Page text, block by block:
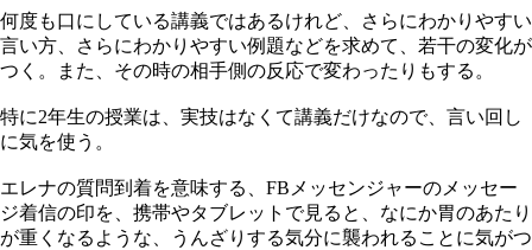
何度も口にしている講義ではあるけれど、さらにわかりやすい
言い方、さらにわかりやすい例題などを求めて、若干の変化が
つく。また、その時の相手側の反応で変わったりもする。
特に2年生の授業は、実技はなくて講義だけなので、言い回し
に気を使う。
エレナの質問到着を意味する、FBメッセンジャーのメッセー
ジ着信の印を、携帯やタブレットで見ると、なにか胃のあたり
が重くなるような、うんざりする気分に襲われることに気がつ